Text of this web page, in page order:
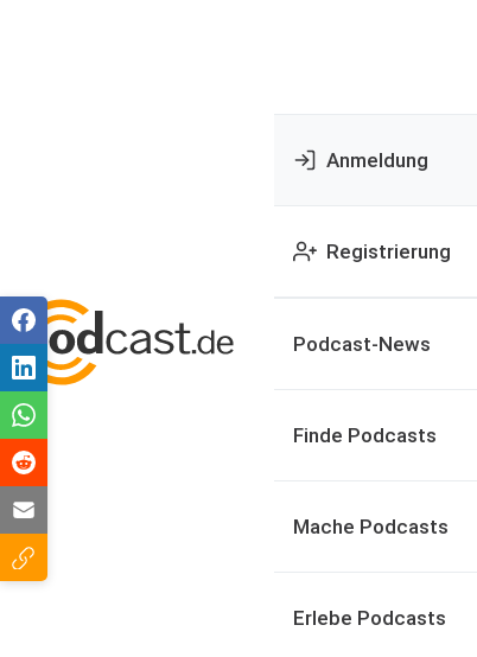
Anmeldung
Registrierung
Podcast-News
Finde Podcasts
Mache Podcasts
Erlebe Podcasts